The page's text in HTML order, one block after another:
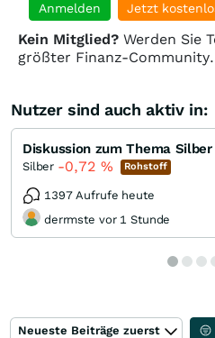
Anmelden Jetzt
Kein Mitglied? Werden Sie
größter Finanz-Community.
Nutzer sind auch aktiv in:
Diskussion zum Thema Silber
Silber -0,72% Rohstoff
1397 Aufrufe heute
derrmste vor 1 Stunde
Neueste Beiträge zuerst